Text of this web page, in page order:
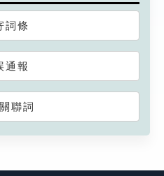
詞條
通報
聯詞